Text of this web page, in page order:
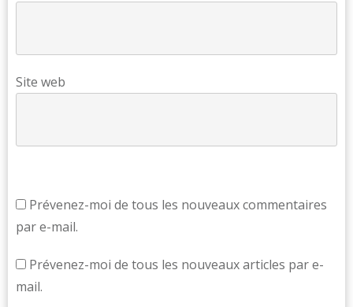
Site web
Prévenez-moi de tous les nouveaux commentaires
par e-mail.
Prévenez-moi de tous les nouveaux articles par e-
mail.